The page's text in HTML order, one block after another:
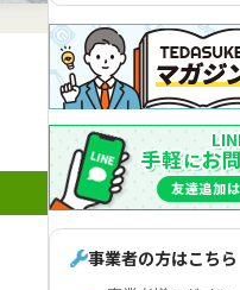
事業者の方はこちら